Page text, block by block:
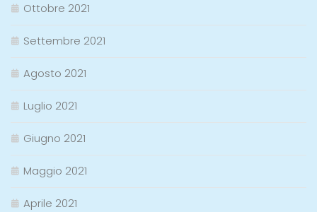
Ottobre 2021
Settembre 2021
Agosto 2021
Luglio 2021
Giugno 2021
Maggio 2021
Aprile 2021